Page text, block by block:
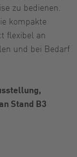
zu bedienen.
kompakte
flexibel an
und bei Bedarf
Stand B3